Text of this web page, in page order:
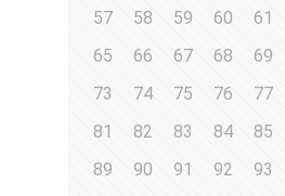
57
58 59 60 61
65
66 67 68 69
73
74 75 76 77
81
82 83 84 85
89
90 91 92 93